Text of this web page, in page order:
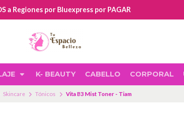
K- BEAUTY CABELLO CORPORAL
a Regiones por Bluexpress por PAGAR
Skincare Tónicos Vita B3 Mist Toner - Tiam